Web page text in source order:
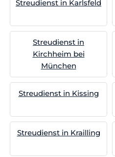
Streudienst in Karlsfeld
Streudienst in
Kirchheim bei
München
Streudienst in Kissing
Streudienst in Krailling